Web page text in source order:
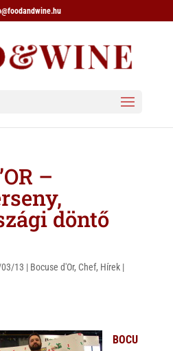
–
döntő
13 | Bocuse d'Or, Chef, Hírek|
BOCU